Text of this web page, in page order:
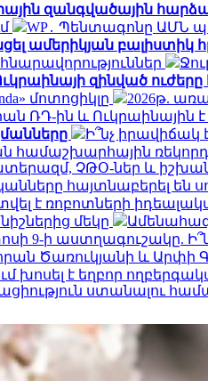
զանգվածային
WP․ Պենտագոնը ԱՄՆ
ամերիկյան բալիստիկ
զինված
մոտոցիկլը
2026թ.
ՌԴ-ին և Ուկրաինային
Ի՞նչ
համաշխարհային ռեկորդ
ՉԹՕ-ներ և
հայտնաբերել են
է ռոբոտների
մեկը
9-ի աստղագուշակը.
Ծառուկյանի և Արփի
խոսել է եղբոր
ստանալու